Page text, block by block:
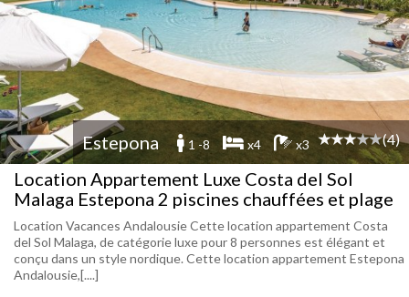
Estepona 1 -8 x4 x3 (4)
Location Appartement Luxe Costa del Sol
Malaga Estepona 2 piscines chauffées et plage
Location Vacances Andalousie Cette location appartement Costa
del Sol Malaga, de catégorie luxe pour 8 personnes est élégant et
conçu dans un style nordique. Cette location appartement Estepona
Andalousie,[....]